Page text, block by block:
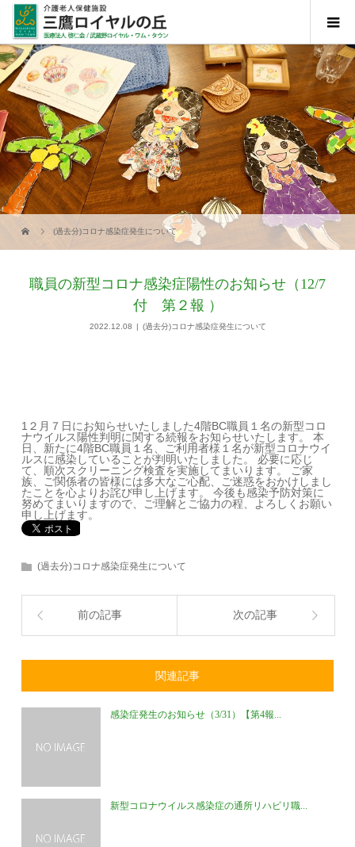
(過去分)コロナ感染症発生について
職員の新型コロナ感染症陽性のお知らせ（12/7
付 第２報 ）
2022.12.08 (過去分)コロナ感染症発生について
1 ２月７日にお知らせいたしました4階BC職員１名の新型コロ
ナウイルス陽性判明に関する続報をお知らせいたします。 本
日、新たに4階BC職員１名、ご利用者様１名が新型コロナウイ
ルスに感染していることが判明いたしました。 必要に応じ
て、順次スクリーニング検査を実施してまいります。
ご家
族、ご関係者の皆様には多大なご心配、ご迷惑をおかけしまし
たことを心よりお詫び申し上げます。今後も感染予防対策に
努めてまいりますので、ご理解とご協力の程、よろしくお願い
申し上げます。
(過去分)コロナ感染症発生について
前の記事 次の記事
関連記事
感染症発生のお知らせ（3/31）【第4報...
新型コロナウイルス感染症の通所リハビリ職...